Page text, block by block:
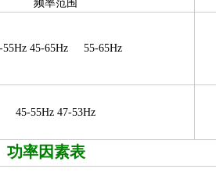
频率范围
55Hz 45-65Hz 55-65Hz
45-55Hz 47-53Hz
功率因素表